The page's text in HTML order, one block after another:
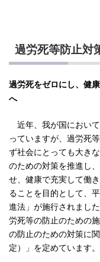
過労死等防止対
過労死をゼロにし、健
へ
近年、我が国におい
っていますが、過労死
ず社会にとっても大き
のための対策を推進し
せ、健康で充実して働
ることを目的として、
進法」が施行されまし
労死等の防止のための
の防止のための対策に
定）」を定めています。